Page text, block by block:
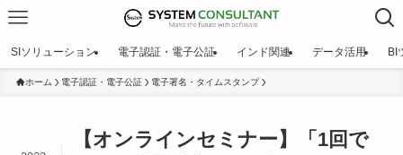
SIソリューション 電子認証・電子公証 インド関連 データ活用 BI
ホーム 電子認証・電子公証 電子署名・タイムスタンプ
【オンラインセミナー】「1回で